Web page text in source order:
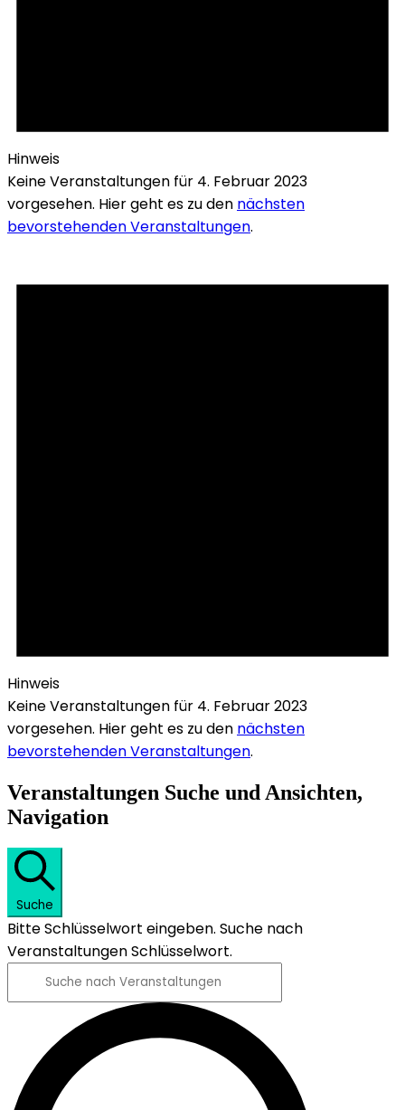
Hinweis
Keine Veranstaltungen für 4. Februar 2023
vorgesehen. Hier geht es zu den nächsten
bevorstehenden Veranstaltungen.
Hinweis
Keine Veranstaltungen für 4. Februar 2023
vorgesehen. Hier geht es zu den nächsten
bevorstehenden Veranstaltungen.
Veranstaltungen Suche und Ansichten,
Navigation
Suche
Bitte Schlüsselwort eingeben. Suche nach
Veranstaltungen Schlüsselwort.